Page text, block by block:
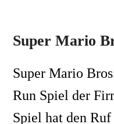
Super Mario
Super Mario
Run Spiel der
Spiel hat den